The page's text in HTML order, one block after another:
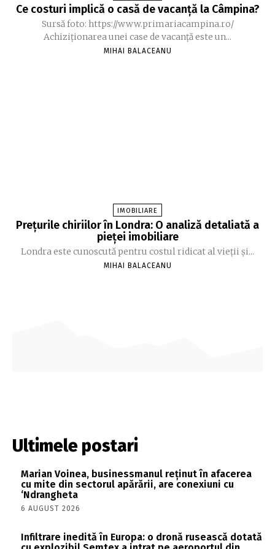
Ce costuri implică o casă de vacanță la Câmpina?
Sursă foto: https://www.primariacampina.ro/
Achiziționarea unei case de vacanță este un...
MIHAI BALACEANU
IMOBILIARE
Prețurile chiriilor în Londra: O analiză detaliată a
pieței imobiliare
Londra este cunoscută pentru costul ridicat al vieții și...
MIHAI BALACEANU
Ultimele postari
Marian Voinea, businessmanul reținut în afacerea
cu mite din sectorul apărării, are conexiuni cu
‘Ndrangheta
6 AUGUST 2026
Infiltrare inedită în Europa: o dronă rusească dotată